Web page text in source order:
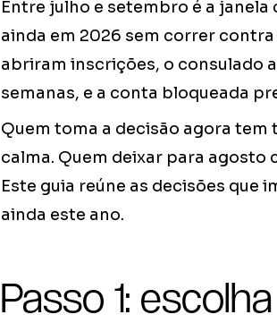
Entre julho e setembro é a
ainda em 2026 sem correr
abriram inscrições, o consulado
semanas, e a conta bloqueada
Quem toma a decisão agora
calma. Quem deixar para agosto
Este guia reúne as decisões
ainda este ano.
Passo 1: